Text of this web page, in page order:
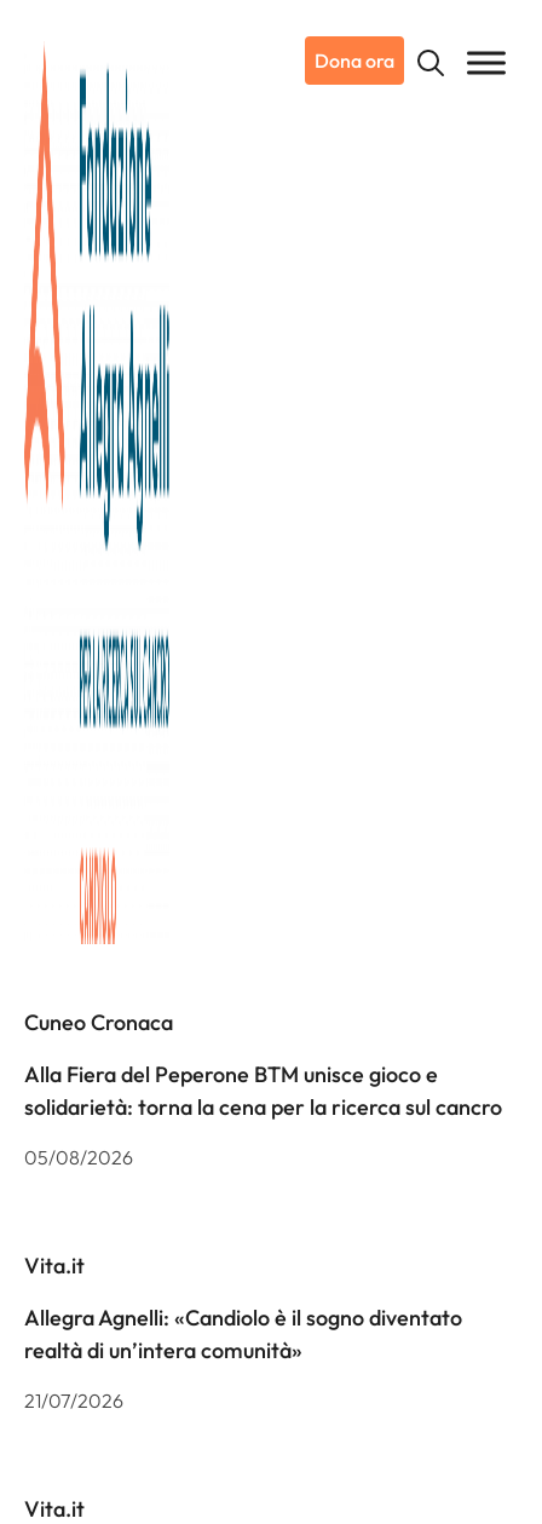
Dona ora
22/05/2018
Dicono di noi
Italia-Olanda: pass vip per
beneficenza
La Figc mette in vendita 20 ‘vip pass’ per l’amichevole del
Agnelli per la Ricerca sul Cancro.
L'articolo completo è disponibile a
Altri articoli
Cuneo Cronaca
Alla Fiera del Peperone BTM unisce gioco e
solidarietà: torna la cena per la ricerca sul cancro
05/08/2026
Vita.it
Allegra Agnelli: «Candiolo è il sogno diventato
realtà di un’intera comunità»
21/07/2026
Vita.it